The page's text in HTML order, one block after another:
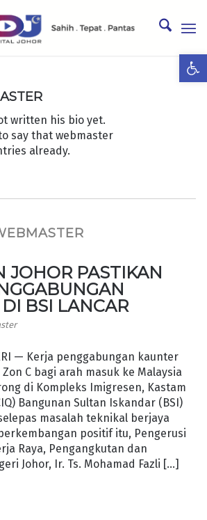
written his bio yet.
say that webmaster
already.
JOHOR PASTIKAN
BSI LANCAR
— Kerja penggabungan kaunter
C bagi arah masuk ke Malaysia
di Kompleks Imigresen, Kastam
Bangunan Sultan Iskandar (BSI)
masalah teknikal berjaya
positif itu, Pengerusi
Raya, Pengangkutan dan
Johor, Ir. Ts. Mohamad Fazli […]